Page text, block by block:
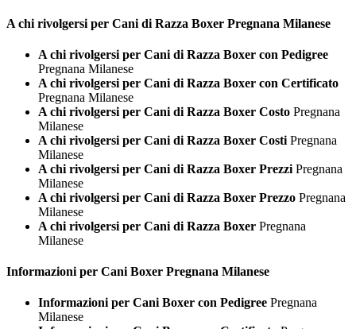
A chi rivolgersi per Cani di Razza Boxer Pregnana Milanese
A chi rivolgersi per Cani di Razza Boxer con Pedigree
Pregnana Milanese
A chi rivolgersi per Cani di Razza Boxer con Certificato
Pregnana Milanese
A chi rivolgersi per Cani di Razza Boxer Costo Pregnana
Milanese
A chi rivolgersi per Cani di Razza Boxer Costi Pregnana
Milanese
A chi rivolgersi per Cani di Razza Boxer Prezzi Pregnana
Milanese
A chi rivolgersi per Cani di Razza Boxer Prezzo Pregnana
Milanese
A chi rivolgersi per Cani di Razza Boxer Pregnana
Milanese
Informazioni per Cani Boxer Pregnana Milanese
Informazioni per Cani Boxer con Pedigree Pregnana
Milanese